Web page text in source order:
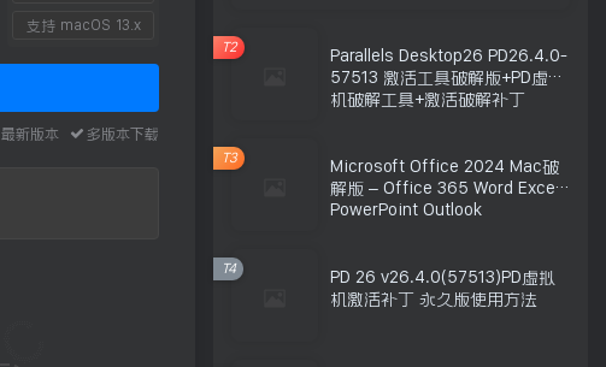
最新版本 多版本下载
支持 macOS 13.x
Parallels Desktop26 PD26.4.0-
57513 激活工具破解版+PD虚拟
机破解工具+激活破解补丁
T2
Microsoft Office 2024 Mac破
解版 – Office 365 Word Excel
PowerPoint Outlook
T3
PD 26 v26.4.0(57513)PD虚拟
机激活补丁 永久版使用方法
T4